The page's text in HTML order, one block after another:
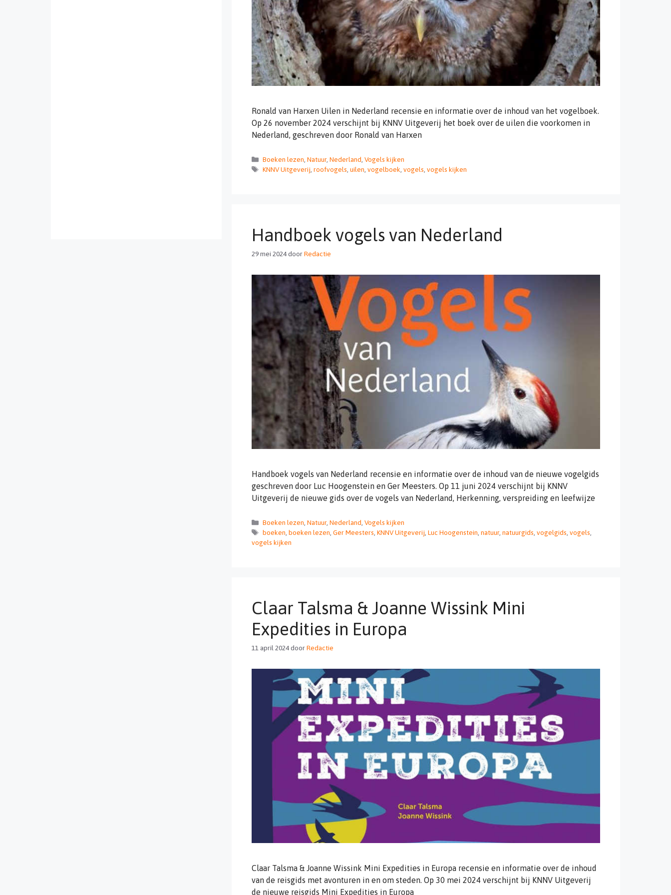
Ronald van Harxen Uilen in Nederland recensie en informatie over de inhoud van het vogelboek.
Op 26 november 2024 verschijnt bij KNNV Uitgeverij het boek over de uilen die voorkomen in
Nederland, geschreven door Ronald van Harxen
Categorieën
Boeken lezen Natuur, Nederland Vogels kijken
Tags
KNNV Uitgeverij roofvogels uilen vogelboek vogels vogels kijken
Handboek vogels van Nederland
29 mei 2024doorRedactie
Handboek vogels van Nederland recensie en informatie over de inhoud van de nieuwe vogelgids
geschreven door Luc Hoogenstein en Ger Meesters. Op 11 juni 2024 verschijnt bij KNNV
Uitgeverij de nieuwe gids over de vogels van Nederland, Herkenning, verspreiding en leefwijze
Categorieën
Boeken lezen Natuur, Nederland Vogels kijken
Tags
boeken boeken lezen Ger Meesters KNNV Uitgeverij Luc Hoogenstein natuur, natuurgids vogelgids vogels
vogels kijken
Claar Talsma & Joanne Wissink Mini
Expedities in Europa
11 april 2024doorRedactie
Claar Talsma & Joanne Wissink Mini Expedities in Europa recensie en informatie over de inhoud
van de reisgids met avonturen in en om steden. Op 30 mei 2024 verschijnt bij KNNV Uitgeverij
de nieuwe reisgids Mini Expedities in Europa